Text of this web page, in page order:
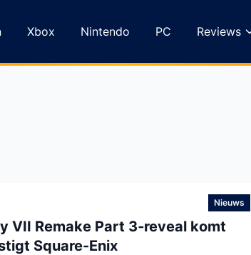
Xbox Nintendo PC Reviews
Nieuws
VII Remake Part 3‑reveal komt
Square-Enix